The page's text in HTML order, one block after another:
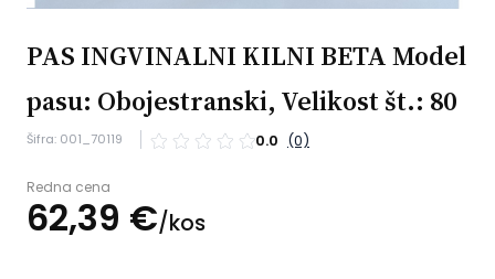
PAS INGVINALNI KILNI BETA Model
pasu: Obojestranski, Velikost št.: 80
Šifra: 001_70119 0.0 (0)
Redna cena
62,39 €/kos